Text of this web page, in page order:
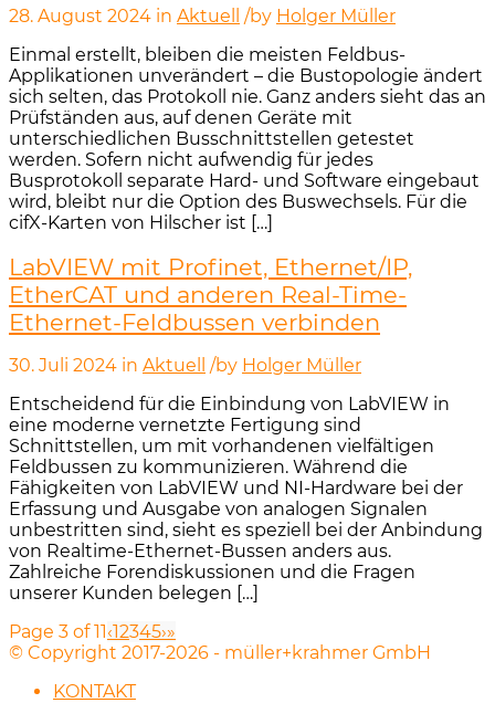
28. August 2024 in Aktuell /by Holger Müller
Einmal erstellt, bleiben die meisten Feldbus-
Applikationen unverändert – die Bustopologie ändert
sich selten, das Protokoll nie. Ganz anders sieht das an
Prüfständen aus, auf denen Geräte mit
unterschiedlichen Busschnittstellen getestet
werden. Sofern nicht aufwendig für jedes
Busprotokoll separate Hard- und Software eingebaut
wird, bleibt nur die Option des Buswechsels. Für die
cifX-Karten von Hilscher ist […]
LabVIEW mit Profinet, Ethernet/IP,
EtherCAT und anderen Real-Time-
Ethernet-Feldbussen verbinden
30. Juli 2024 in Aktuell /by Holger Müller
Entscheidend für die Einbindung von LabVIEW in
eine moderne vernetzte Fertigung sind
Schnittstellen, um mit vorhandenen vielfältigen
Feldbussen zu kommunizieren. Während die
Fähigkeiten von LabVIEW und NI-Hardware bei der
Erfassung und Ausgabe von analogen Signalen
unbestritten sind, sieht es speziell bei der Anbindung
von Realtime-Ethernet-Bussen anders aus.
Zahlreiche Forendiskussionen und die Fragen
unserer Kunden belegen […]
Page 3 of 11‹12345›»
© Copyright 2017-2026 - müller+krahmer GmbH
KONTAKT